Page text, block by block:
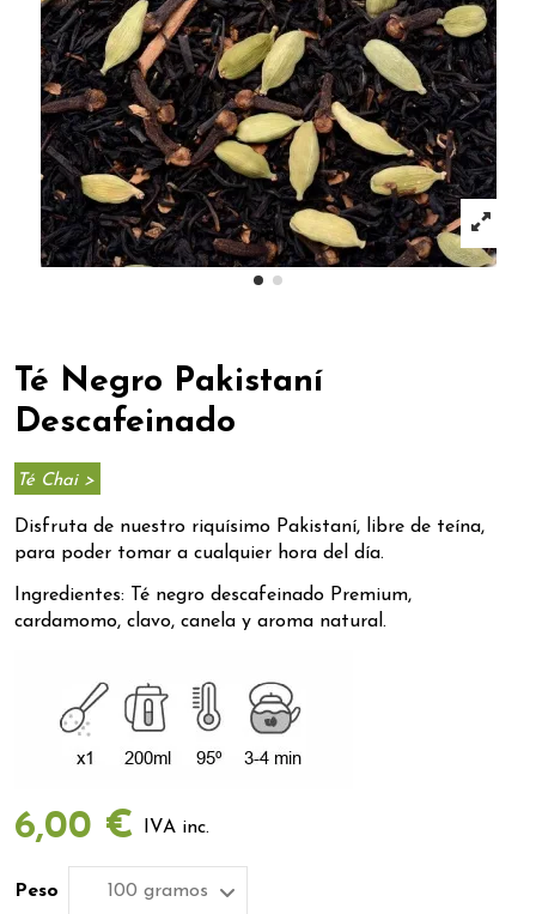
Té Negro Pakistaní
Descafeinado
Té Chai >
Disfruta de nuestro riquísimo Pakistaní, libre de teína,
para poder tomar a cualquier hora del día.
Ingredientes: Té negro descafeinado Premium,
cardamomo, clavo, canela y aroma natural.
6,00 € IVA inc.
Peso